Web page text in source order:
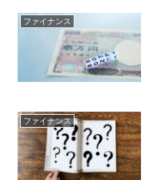
ファイナンス
ファイナンス